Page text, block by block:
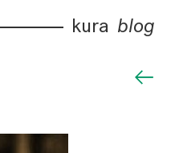
kura blog
←